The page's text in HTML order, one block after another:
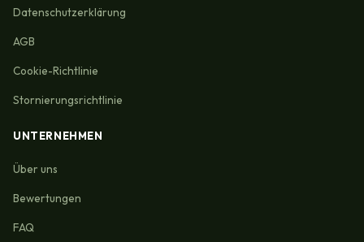
Datenschutzerklärung
AGB
Cookie-Richtlinie
Stornierungsrichtlinie
UNTERNEHMEN
Über uns
Bewertungen
FAQ